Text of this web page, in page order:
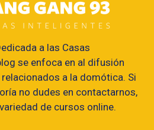
a las Casas
se enfoca en al difusión
a la domótica. Si
no dudes en contactarnos,
de cursos online.